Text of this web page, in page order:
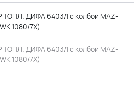
ДИФА 6403/1 с колбой MAZ-
1080/7X)
ДИФА 6403/1 с колбой MAZ-
1080/7X)